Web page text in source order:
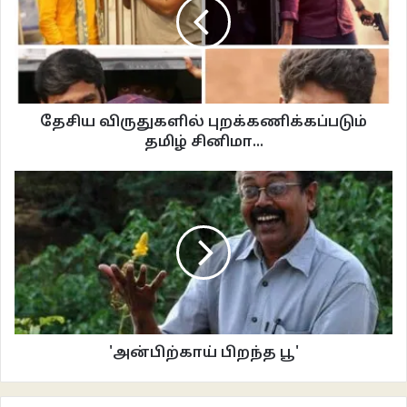
நாயக்கரின் ஒப்புதலுக்குப் பிறகு சந்திரகிரியின் விஜயநகரப் பேரரசர் பேடா
வேங்கட ராயரிடம் ஒப்புதல் வாங்கப்பட்டது. அதன்படி கூவம், எழும்பூர் நதிகள்
சங்கமிக்கும் நிலத்தின் மணல் பரப்பை ஆங்கிலேயர்களின் துறைமுகம் மற்றும்
கோட்டை எழுப்பத் தருவதாக ஒப்பந்தம் ஆனது.
தேசிய விருதுகளில் புறக்கணிக்கப்படும்
தமிழ் சினிமா...
'அன்பிற்காய் பிறந்த பூ'